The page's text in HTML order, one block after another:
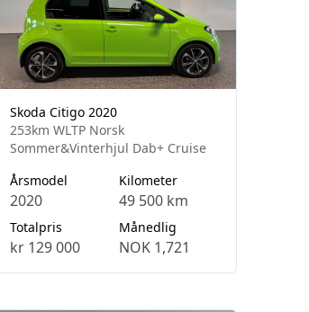
Skoda Citigo 2020
253km WLTP Norsk
Sommer&Vinterhjul Dab+ Cruise
Årsmodel
2020
Kilometer
49 500 km
Totalpris
kr 129 000
Månedlig
NOK 1,721